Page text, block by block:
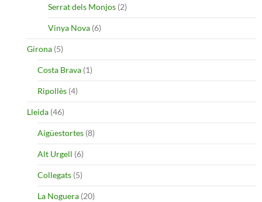
Serrat dels Monjos (2)
Vinya Nova (6)
Girona (5)
Costa Brava (1)
Ripollès (4)
Lleida (46)
Aigüestortes (8)
Alt Urgell (6)
Collegats (5)
La Noguera (20)